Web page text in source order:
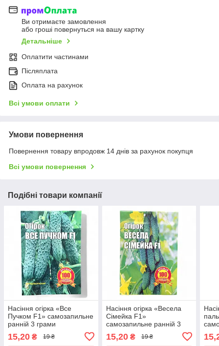
Ви отримаєте замовлення
або гроші повернуться на вашу картку
Детальніше
Оплатити частинами
Післяплата
Оплата на рахунок
Всі умови оплати
Умови повернення
Повернення товару впродовж 14 днів за рахунок покупця
Всі умови повернення
Подібні товари компанії
Насіння огірка «Все
Пучком F1» самозапильне
ранній 3 грами
15,20 ₴ 19 ₴
Насіння огірка «Весела
Сімейка F1»
самозапильне ранній 3
15,20₴ 19 ₴